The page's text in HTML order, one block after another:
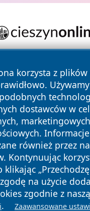
korzysta z
dostawców w
również przez
Kontynuując
klikając
na użycie
zgodnie z naszą
. Zaawansowane
halotorun.pl
Polityka
Prywatności